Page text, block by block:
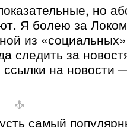
но
Я болею за
из
следить за
ссылки на новости
самый